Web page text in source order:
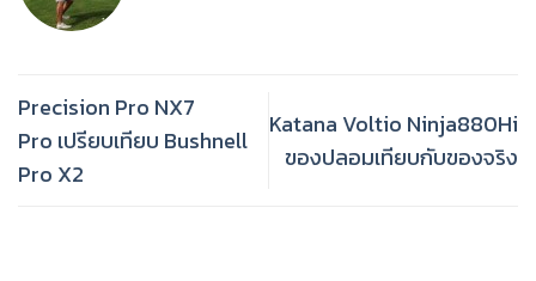
Precision Pro NX7
Pro เปรียบเทียบ Bushnell
Pro X2
Katana Voltio Ninja880Hi
ของปลอมเทียบกับของจริง